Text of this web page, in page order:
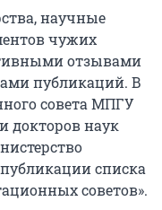
научные
чужих
отзывами
публикаций. В
совета МПГУ
докторов наук
списка
советов».